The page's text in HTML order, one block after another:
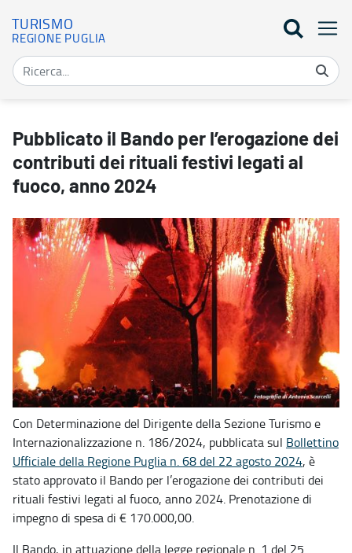
TURISMO
REGIONE PUGLIA
Pubblicato il Bando per l’erogazione dei
contributi dei rituali festivi legati al
fuoco, anno 2024
Con Determinazione del Dirigente della Sezione Turismo e
Internazionalizzazione n. 186/2024, pubblicata sul Bollettino
Ufficiale della Regione Puglia n. 68 del 22 agosto 2024, è
stato approvato il Bando per l’erogazione dei contributi dei
rituali festivi legati al fuoco, anno 2024. Prenotazione di
impegno di spesa di € 170.000,00.
Il Bando, in attuazione della legge regionale n. 1 del 25